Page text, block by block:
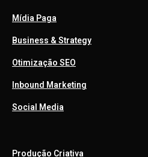
Mídia Paga
Business & Strategy
Otimização SEO
Inbound Marketing
Social Media
Produção Criativa